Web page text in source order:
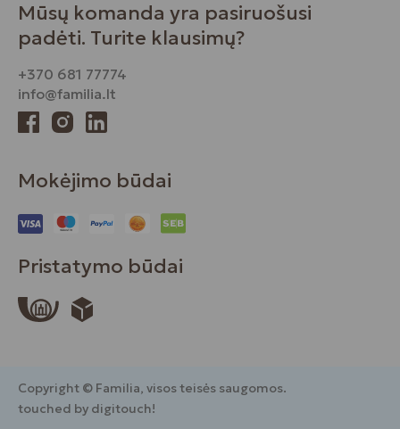
Mūsų komanda yra pasiruošusi
padėti. Turite klausimų?
+370 681 77774
info@familia.lt
Mokėjimo būdai
Pristatymo būdai
Copyright © Familia, visos teisės saugomos.
touched by digitouch!